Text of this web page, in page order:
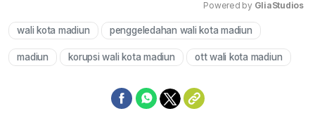
Mute
Powered by GliaStudios
wali kota madiun penggeledahan wali kota madiun
madiun korupsi wali kota madiun ott wali kota madiun